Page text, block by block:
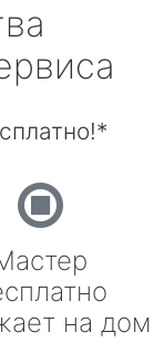
на дом